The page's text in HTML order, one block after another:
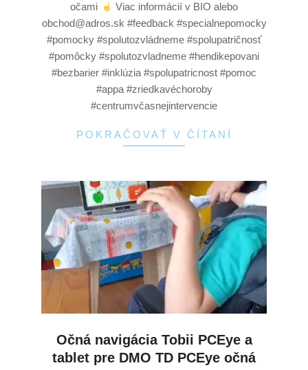
očami
Viac informácií v BIO alebo
obchod@adros.sk #feedback #specialnepomocky
#pomocky #spolutozvládneme #spolupatričnosť
#pomôcky #spolutozvladneme #hendikepovani
#bezbarier #inklúzia #spolupatricnost #pomoc
#appa #zriedkavéchoroby
#centrumvčasnejintervencie
POKRAČOVAŤ V ČÍTANÍ
Očná navigácia Tobii PCEye a
tablet pre DMO TD PCEye očná